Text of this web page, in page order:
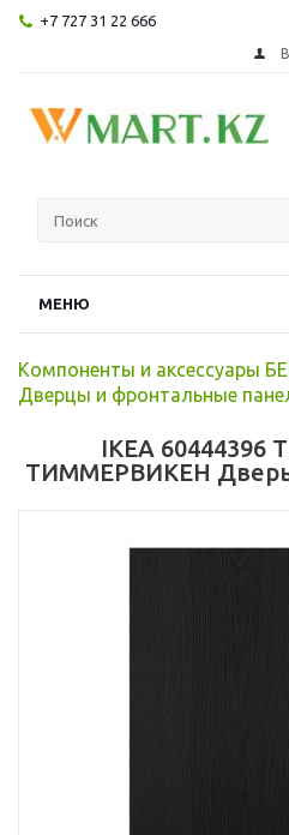
+7 727 31 22 666
МЕНЮ
Компоненты и аксессуары
Дверцы и фронтальные
IKEA 60444396
ТИММЕРВИКЕН Дверь